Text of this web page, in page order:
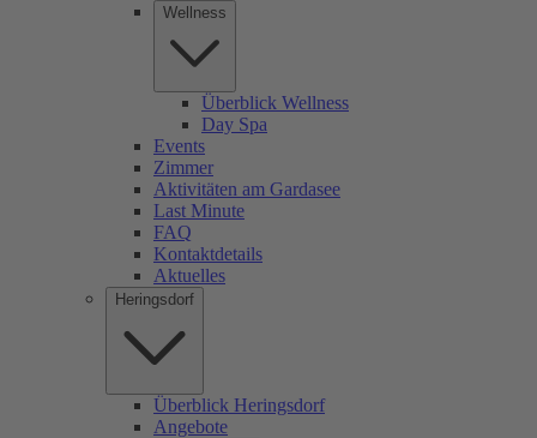
Wellness
Überblick Wellness
Day Spa
Events
Zimmer
Aktivitäten am Gardasee
Last Minute
FAQ
Kontaktdetails
Aktuelles
Heringsdorf
Überblick Heringsdorf
Angebote